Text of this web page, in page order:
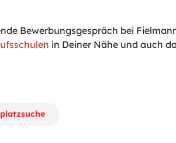
Bewerbungsgespräch bei
in Deiner Nähe und auch